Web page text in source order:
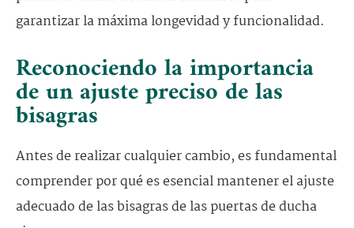
garantizar la máxima longevidad y funcionalidad.
Reconociendo la importancia
de un ajuste preciso de las
bisagras
Antes de realizar cualquier cambio, es fundamental
comprender por qué es esencial mantener el ajuste
adecuado de las bisagras de las puertas de ducha